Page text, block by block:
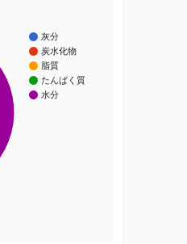
灰分
炭水化物
脂質
たんぱく質
水分